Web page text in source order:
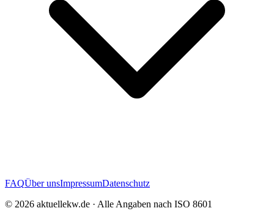
FAQÜber unsImpressumDatenschutz
© 2026 aktuellekw.de · Alle Angaben nach ISO 8601